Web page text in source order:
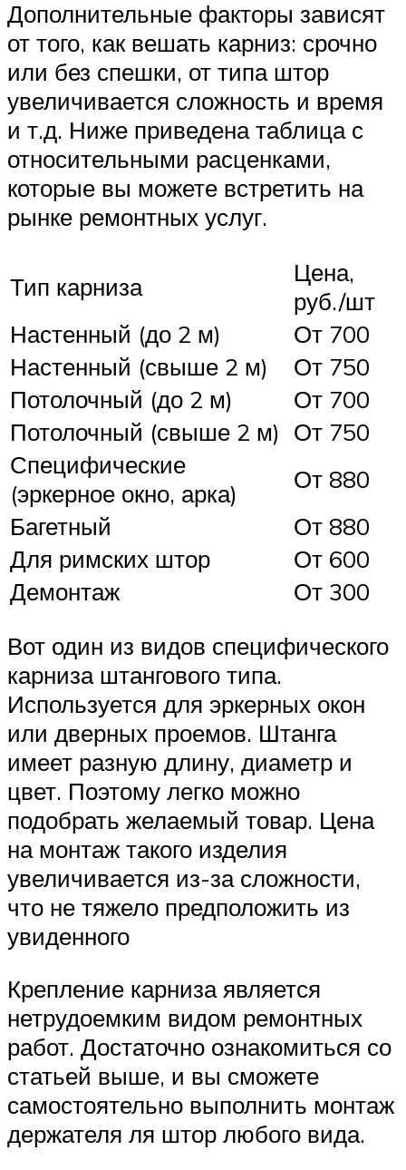
Дополнительные факторы зависят
от того, как вешать карниз: срочно
или без спешки, от типа штор
увеличивается сложность и время
и т.д. Ниже приведена таблица с
относительными расценками,
которые вы можете встретить на
рынке ремонтных услуг.
Тип карниза
Цена,
руб./шт
Настенный (до 2 м)
От 700
Настенный (свыше 2 м)
От 750
Потолочный (до 2 м)
От 700
Потолочный (свыше 2 м) От 750
Специфические
(эркерное окно, арка)
От 880
Багетный
От 880
Для римских штор
От 600
Демонтаж
От 300
Вот один из видов специфического
карниза штангового типа.
Используется для эркерных окон
или дверных проемов. Штанга
имеет разную длину, диаметр и
цвет. Поэтому легко можно
подобрать желаемый товар. Цена
на монтаж такого изделия
увеличивается из-за сложности,
что не тяжело предположить из
увиденного
Крепление карниза является
нетрудоемким видом ремонтных
работ. Достаточно ознакомиться со
статьей выше, и вы сможете
самостоятельно выполнить монтаж
держателя ля штор любого вида.